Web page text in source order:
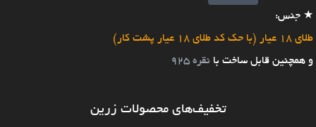
★ جنس:
طلای 18 عیار (با حک کد طلای 18 عیار پشت کار)
و همچنین قابل ساخت با نقره 925
تخفیف‌های محصولات زرین